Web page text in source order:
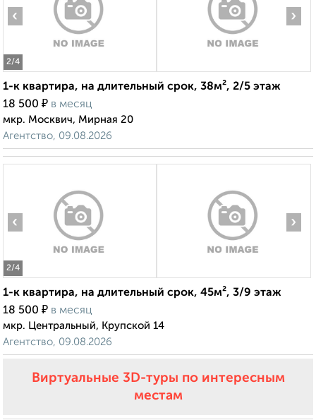
2/4
‹ ›
1-к квартира, на длительный срок, 38м², 2/5 этаж
18 500 ₽ в месяц
мкр. Москвич, Мирная 20
Агентство, 09.08.2026
2/4
‹ ›
1-к квартира, на длительный срок, 45м², 3/9 этаж
18 500 ₽ в месяц
мкр. Центральный, Крупской 14
Агентство, 09.08.2026
Виртуальные 3D-туры по интересным
местам